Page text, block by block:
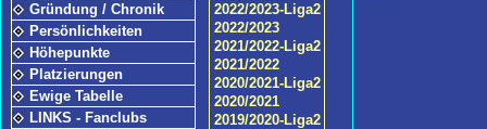
Gründung / Chronik
Persönlichkeiten
Höhepunkte
Platzierungen
Ewige Tabelle
LINKS - Fanclubs
2022/2023-Liga2
2022/2023
2021/2022-Liga2
2021/2022
2020/2021-Liga2
2020/2021
2019/2020-Liga2